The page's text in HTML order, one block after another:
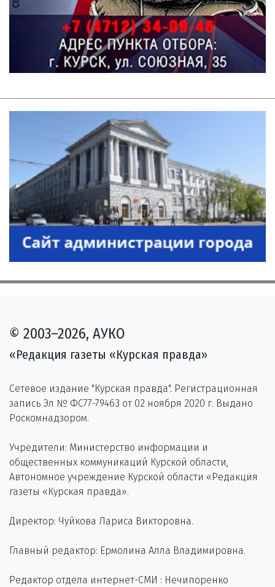
© 2003–2026, АУКО
«Редакция газеты «Курская правда»
Сетевое издание "Курская правда". Регистрационная
запись Эл № ФС77-79463 от 02 ноября 2020 г. Выдано
Роскомнадзором.
Учредители: Министерство информации и
общественных коммуникаций Курской области,
Автономное учреждение Курской области «Редакция
газеты «Курская правда».
Директор: Чуйкова Лариса Викторовна.
Главный редактор: Ермолина Алла Владимировна.
Редактор отдела интернет-СМИ : Нечипоренко